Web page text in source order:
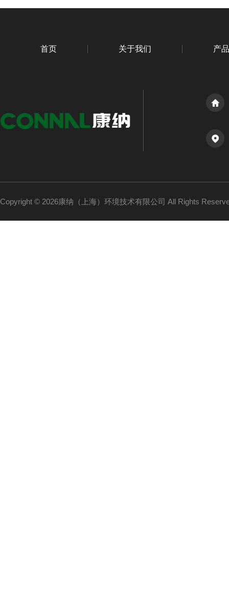
首页 关于我们 产
Copyright © 2026康纳（上海）环境技术有限公司 All Rights